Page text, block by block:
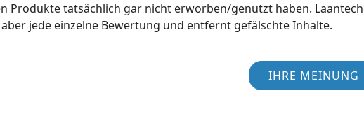
Produkte tatsächlich gar nicht erworben/genutzt haben. Laantech
jede einzelne Bewertung und entfernt gefälschte Inhalte.
IHRE MEINUNG